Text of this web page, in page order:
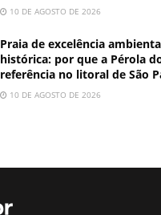
10 DE AGOSTO DE 2026
Praia de excelência
histórica: por que a Pérola
referência no litoral de São
10 DE AGOSTO DE 2026